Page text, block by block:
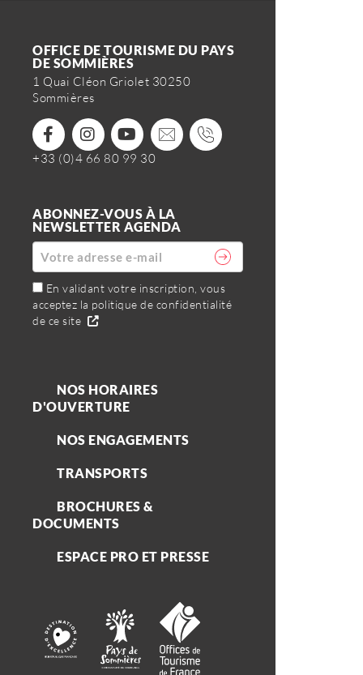
OFFICE DE TOURISME DU PAYS
DE SOMMIÈRES
1 Quai Cléon Griolet 30250
Sommières
+33 (0)4 66 80 99 30
ABONNEZ-VOUS À LA
NEWSLETTER AGENDA
En validant votre inscription, vous
acceptez la politique de confidentialité
de ce site
NOS HORAIRES
D'OUVERTURE
NOS ENGAGEMENTS
TRANSPORTS
BROCHURES &
DOCUMENTS
ESPACE PRO ET PRESSE